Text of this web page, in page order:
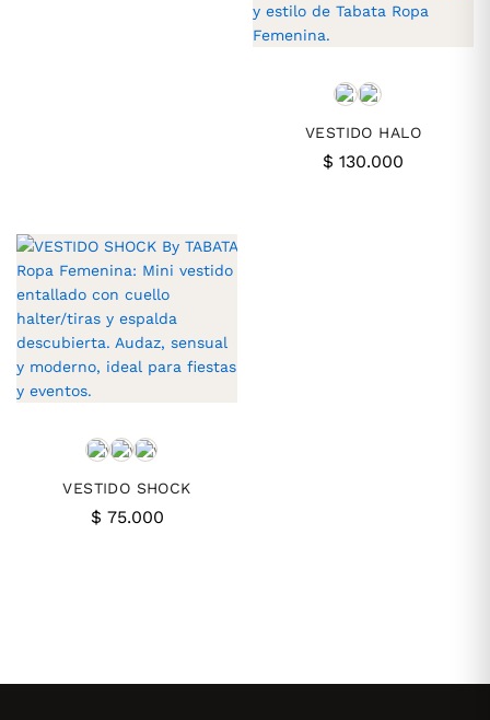
VESTIDO HALO
$ 130.000
VESTIDO SHOCK
$ 75.000